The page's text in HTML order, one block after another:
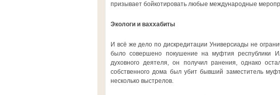
призывает бойкотировать любые международные
Экологи и ваххабиты
И всё же дело по дискредитации Универсиады не
было совершено покушение на муфтия республики
духовного деятеля, он получил ранения, однако
собственного дома был убит бывший заместитель
несколько выстрелов.